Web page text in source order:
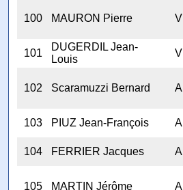
100 MAURON Pierre V
101
DUGERDIL Jean-
Louis
V
102 Scaramuzzi Bernard A
103
PIUZ Jean-François A
104
FERRIER Jacques A
105 MARTIN Jérôme A